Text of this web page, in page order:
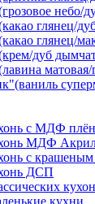
небо/
глянец/
глянец/
дуб
матовая/
с МДФ
МДФ
с
ДСП
кухни